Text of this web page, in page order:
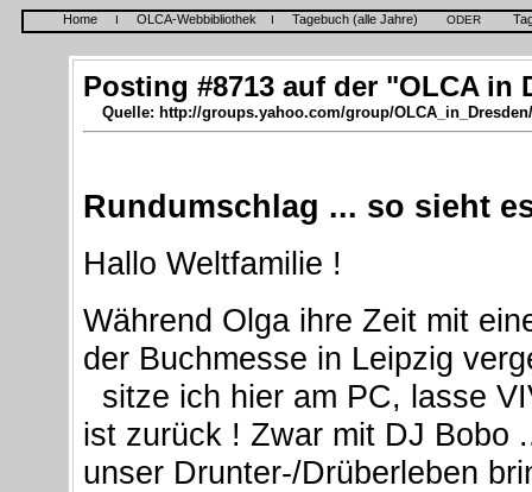
Home I OLCA-Webbibliothek I Tagebuch (alle Jahre) ODER
Posting #8713 auf der "OLCA in
Quelle: http://groups.yahoo.com/group/OLCA_in_Dresden/
Rundumschlag ... so sieht
Hallo Weltfamilie !
Während Olga ihre Zeit mit
der Buchmesse in Leipzig
sitze ich hier am PC, lasse
ist zurück ! Zwar mit DJ Bobo
unser Drunter-/Drüberleben